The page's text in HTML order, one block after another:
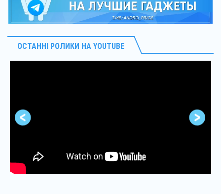
ОСТАННІ РОЛИКИ НА YOUTUBE